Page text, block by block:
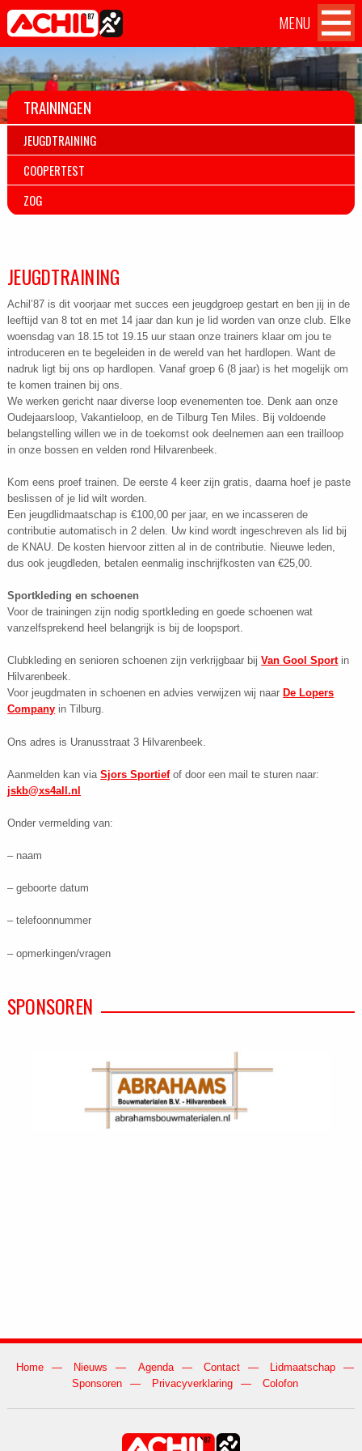
Atletiekvereniging Achil
'87 Hilvarenbeek
MENU
Home
OVER ACHIL
TILBURG TEN MILES CHALLENGE
Achil
op
Facebook
TRAININGEN
JEUGDTRAINING
COOPERTEST
ZOG
JEUGDTRAINING
Achil’87 is dit voorjaar met succes een jeugdgroep gestart en ben jij in de
leeftijd van 8 tot en met 14 jaar dan kun je lid worden van onze club. Elke
woensdag van 18.15 tot 19.15 uur staan onze trainers klaar om jou te
introduceren en te begeleiden in de wereld van het hardlopen. Want de
nadruk ligt bij ons op hardlopen. Vanaf groep 6 (8 jaar) is het mogelijk om
te komen trainen bij ons.
We werken gericht naar diverse loop evenementen toe. Denk aan onze
Oudejaarsloop, Vakantieloop, en de Tilburg Ten Miles. Bij voldoende
belangstelling willen we in de toekomst ook deelnemen aan een trailloop
in onze bossen en velden rond Hilvarenbeek.
Kom eens proef trainen. De eerste 4 keer zijn gratis, daarna hoef je paste
beslissen of je lid wilt worden.
Een jeugdlidmaatschap is €100,00 per jaar, en we incasseren de
contributie automatisch in 2 delen. Uw kind wordt ingeschreven als lid bij
de KNAU. De kosten hiervoor zitten al in de contributie. Nieuwe leden,
dus ook jeugdleden, betalen eenmalig inschrijfkosten van €25,00.
Sportkleding en schoenen
Voor de trainingen zijn nodig sportkleding en goede schoenen wat
vanzelfsprekend heel belangrijk is bij de loopsport.
Clubkleding en senioren schoenen zijn verkrijgbaar bijVan Gool Sportin
Hilvarenbeek.
Voor jeugdmaten in schoenen en advies verwijzen wij naar De Lopers
Company in Tilburg.
Ons adres is Uranusstraat 3 Hilvarenbeek.
Aanmelden kan viaSjors Sportiefof door een mail te sturen naar:
jskb@xs4all.nl
Onder vermelding van:
– naam
– geboorte datum
– telefoonnummer
– opmerkingen/vragen
SPONSOREN
Home Nieuws Agenda Contact
Lidmaatschap
Sponsoren
Privacyverklaring Colofon